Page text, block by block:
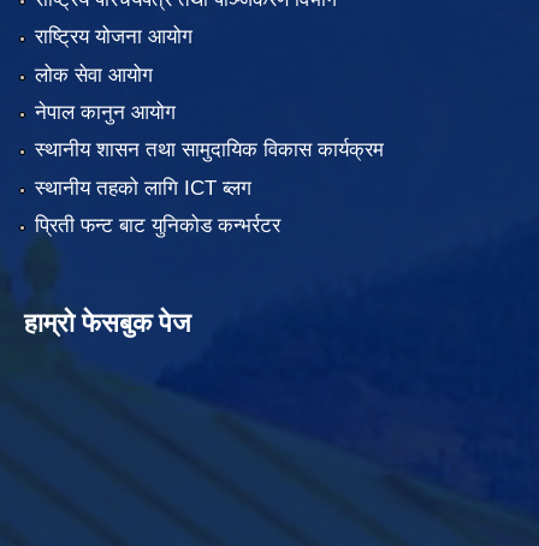
राष्ट्रिय योजना आयोग
लोक सेवा आयोग
नेपाल कानुन आयोग
स्थानीय शासन तथा सामुदायिक विकास कार्यक्रम
स्थानीय तहको लागि ICT ब्लग
प्रिती फन्ट बाट युनिकोड कन्भर्रटर
हाम्रो फेसबुक पेज